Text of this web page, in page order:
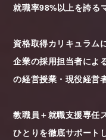
就職率98%以上を誇る
資格取得カリキュラム
企業の採用担当者によ
の経営授業・現役経営
教職員＋就職支援専任
ひとりを徹底サポート